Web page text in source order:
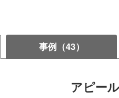
事例（43）
アピー